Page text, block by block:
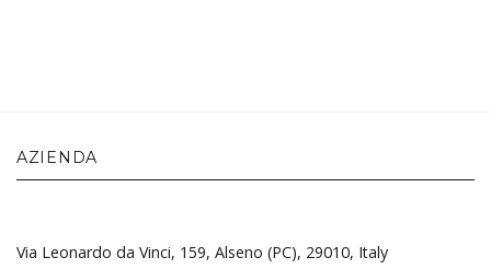
AZIENDA
Via Leonardo da Vinci, 159, Alseno (PC), 29010, Italy